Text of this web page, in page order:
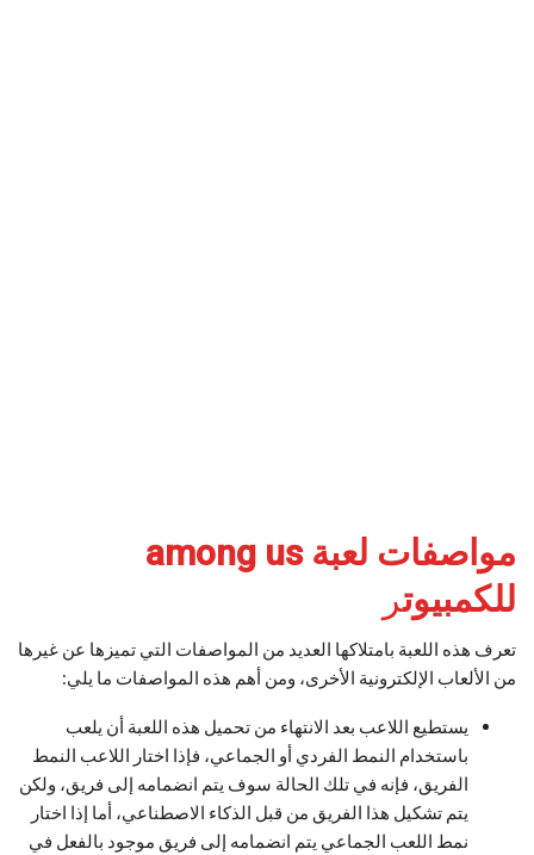
مواصفات لعبة among us
للكمبيوتر
تعرف هذه اللعبة بامتلاكها العديد من المواصفات التي تميزها عن غيرها
من الألعاب الإلكترونية الأخرى، ومن أهم هذه المواصفات ما يلي:
يستطيع اللاعب بعد الانتهاء من تحميل هذه اللعبة أن يلعب
باستخدام النمط الفردي أو الجماعي، فإذا اختار اللاعب النمط
الفريق، فإنه في تلك الحالة سوف يتم انضمامه إلى فريق، ولكن
يتم تشكيل هذا الفريق من قبل الذكاء الاصطناعي، أما إذا اختار
نمط اللعب الجماعي يتم انضمامه إلى فريق موجود بالفعل في